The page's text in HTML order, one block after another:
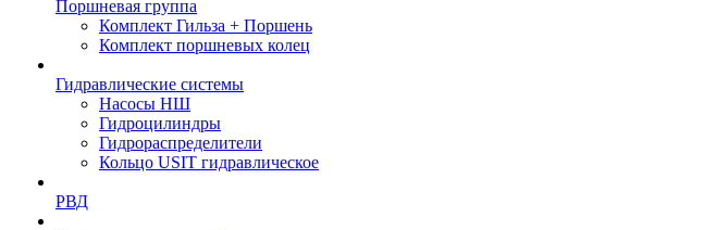
Поршневая группа
Комплект Гильза + Поршень
Комплект поршневых колец
Гидравлические системы
Насосы НШ
Гидроцилиндры
Гидрораспределители
Кольцо USIT гидравлическое
РВД